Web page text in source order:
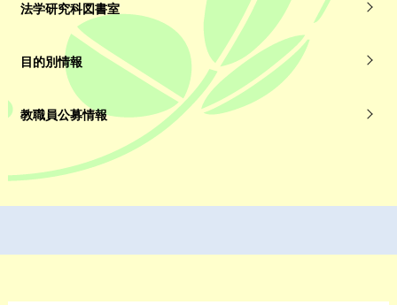
法学研究科図書室
目的別情報
教職員公募情報